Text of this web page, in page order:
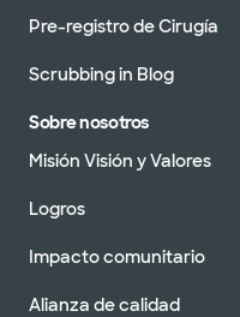
Pre-registro de Cirugía
Scrubbing in Blog
Sobre nosotros
Misión Visión y Valores
Logros
Impacto comunitario
Alianza de calidad